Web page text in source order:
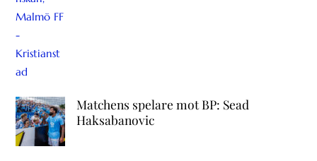
Matchens spelare mot BP: Sead
Haksabanovic